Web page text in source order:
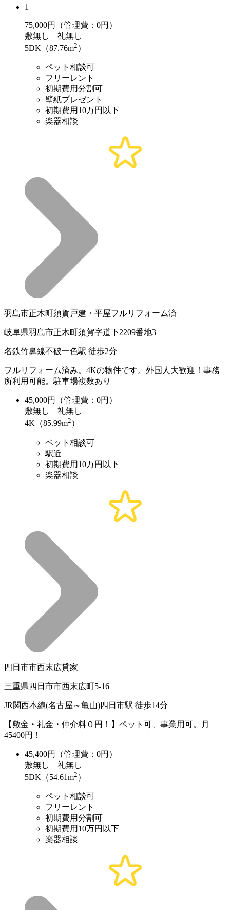
1
75,000円（管理費：0円）
敷無し 礼無し
5DK（87.76m2 ）
ペット相談可
フリーレント
初期費用分割可
壁紙プレゼント
初期費用10万円以下
楽器相談
羽島市正木町須賀戸建・平屋フルリフォーム済
岐阜県羽島市正木町須賀字道下2209番地3
名鉄竹鼻線不破一色駅 徒歩2分
フルリフォーム済み。4Kの物件です。外国人大歓迎！事務
所利用可能。駐車場複数あり
45,000円（管理費：0円）
敷無し 礼無し
4K（85.99m2 ）
ペット相談可
駅近
初期費用10万円以下
楽器相談
四日市市西末広貸家
三重県四日市市西末広町5-16
JR関西本線(名古屋～亀山)四日市駅 徒歩14分
【敷金・礼金・仲介料０円！】ペット可、事業用可。月
45400円！
45,400円（管理費：0円）
敷無し 礼無し
5DK（54.61m2 ）
ペット相談可
フリーレント
初期費用分割可
初期費用10万円以下
楽器相談